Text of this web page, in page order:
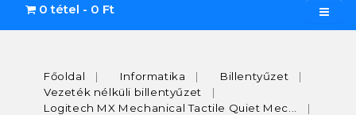
0 tétel - 0 Ft
Főoldal Informatika
Billentyűzet
Vezeték nélküli billentyűzet
Logitech MX Mechanical Tactile Quiet Mec...